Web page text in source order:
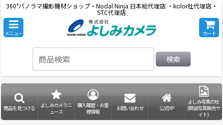
360°パノラマ撮影機材ショップ・Nodal Ninja 日本総代理店 ・kolor社代理店・
STC代理店
メニュー カート
検索
商品を見つける
よしみカメラニ
ュース
購入履歴・お客
様情報
お問い合わせ 公式HP
よしみ写真の杜
(額装写真販売サ
イト)